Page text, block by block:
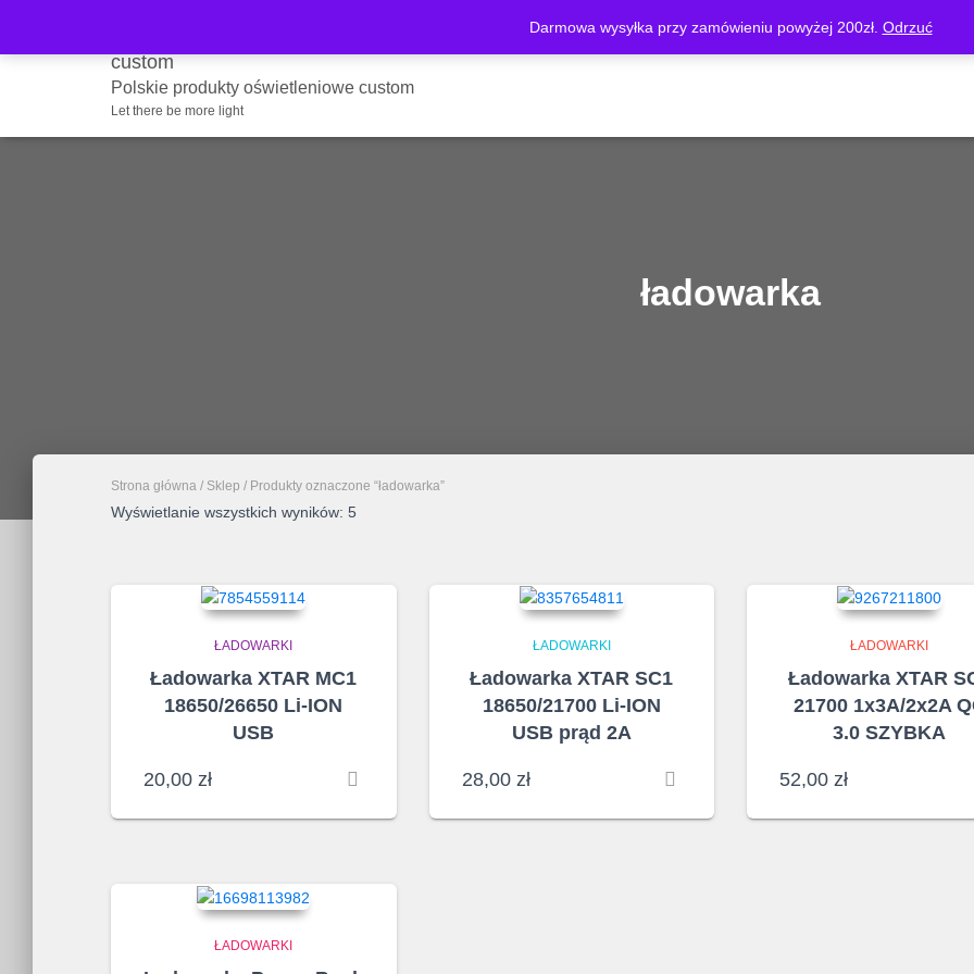
Darmowa wysyłka przy zamówieniu powyżej 200zł. Odrzuć
Polskie produkty oświetleniowe custom
Let there be more light
O FIRMIE SKLEP MOJE KONTO KOSZYK
ładowarka
Strona główna / Sklep / Produkty oznaczone “ładowarka”
Wyświetlanie wszystkich wyników: 5Posortowane
ŁADOWARKI
Ładowarka XTAR MC1
18650/26650 Li-ION
USB
20,00 zł
ŁADOWARKI
Ładowarka XTAR SC1
18650/21700 Li-ION
USB prąd 2A
28,00 zł
ŁADOWARKI
Ładowarka XTAR
21700 1x3A/2x2A
3.0 SZYBKA
52,00 zł
ŁADOWARKI